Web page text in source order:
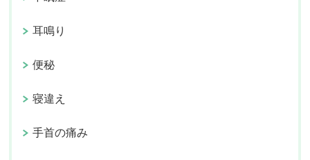
耳鳴り
便秘
寝違え
手首の痛み